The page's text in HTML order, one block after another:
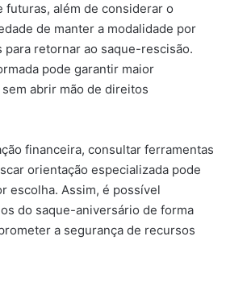
futuras, além de considerar o
de manter a modalidade por
para retornar ao saque-rescisão.
pode garantir maior
abrir mão de direitos
financeira, consultar ferramentas
orientação especializada pode
escolha. Assim, é possível
do saque-aniversário de forma
a segurança de recursos